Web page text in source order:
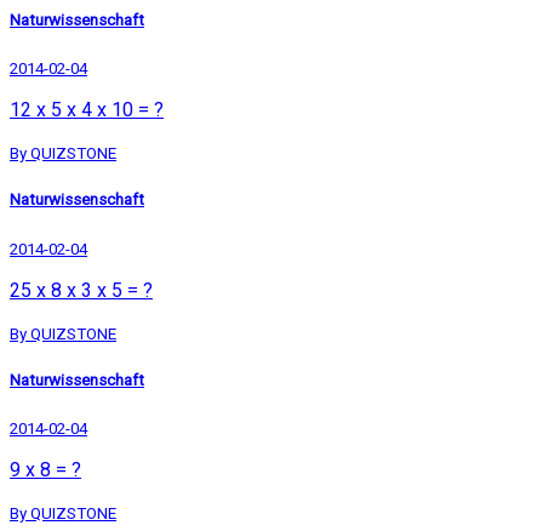
Naturwissenschaft
2014-02-04
12 x 5 x 4 x 10 = ?
By QUIZSTONE
Naturwissenschaft
2014-02-04
25 x 8 x 3 x 5 = ?
By QUIZSTONE
Naturwissenschaft
2014-02-04
9 x 8 = ?
By QUIZSTONE